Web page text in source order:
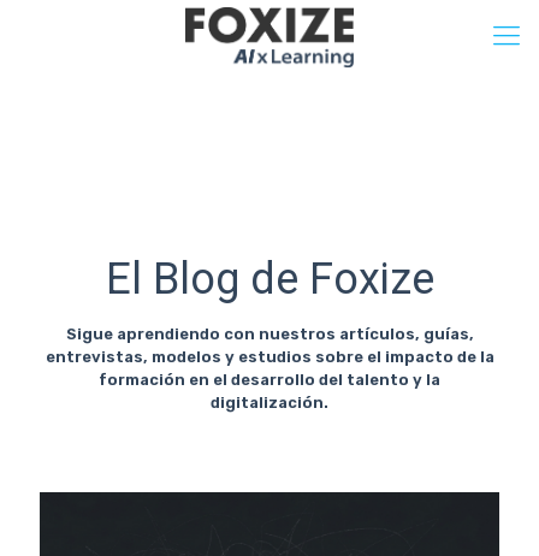
El Blog de Foxize
Sigue aprendiendo con nuestros artículos, guías,
entrevistas, modelos y estudios sobre el impacto de la
formación en el desarrollo del talento y la
digitalización.